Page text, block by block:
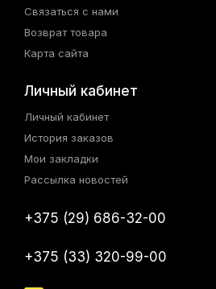
Связаться с нами
Возврат товара
Карта сайта
Личный кабинет
Личный кабинет
История заказов
Мои закладки
Рассылка новостей
+375 (29) 686-32-00
+375 (33) 320-99-00